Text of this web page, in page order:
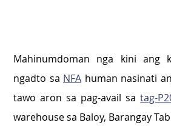
Mahinumdoman nga kini ang
ngadto sa NFA human nasinati
tawo aron sa pag-avail sa tag-
warehouse sa Baloy, Barangay